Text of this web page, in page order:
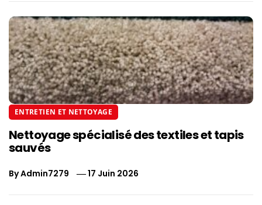
ENTRETIEN ET NETTOYAGE
Nettoyage spécialisé des textiles et tapis
sauvés
ByAdmin7279 17 Juin 2026